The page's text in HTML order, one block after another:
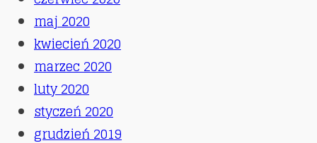
maj 2020
kwiecień 2020
marzec 2020
luty 2020
styczeń 2020
grudzień 2019